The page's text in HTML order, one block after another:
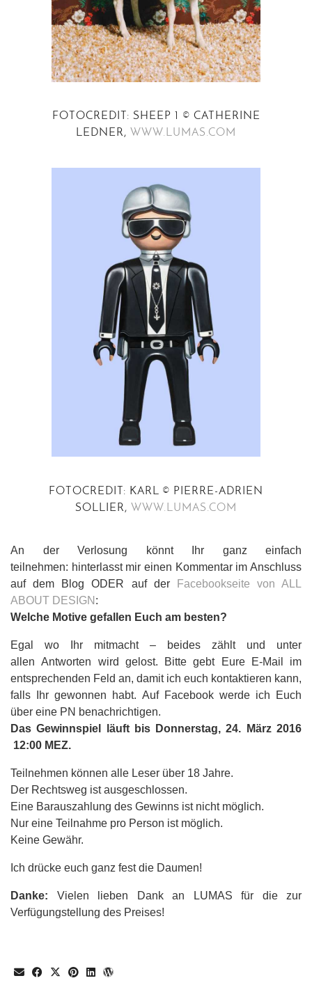
FOTOCREDIT: SHEEP 1 © CATHERINE
LEDNER, WWW.LUMAS.COM
FOTOCREDIT: KARL © PIERRE-ADRIEN
SOLLIER, WWW.LUMAS.COM
An der Verlosung könnt Ihr ganz einfach
teilnehmen: hinterlasst mir einen Kommentar im Anschluss
auf dem Blog ODER auf der
Facebookseite von ALL
ABOUT DESIGN :
Welche Motive gefallen Euch am besten?
Egal wo Ihr mitmacht – beides zählt und unter
allen Antworten wird gelost. Bitte gebt Eure E-Mail im
entsprechenden Feld an, damit ich euch kontaktieren kann,
falls Ihr gewonnen habt. Auf Facebook werde ich Euch
über eine PN benachrichtigen.
Das Gewinnspiel läuft bis Donnerstag, 24. März 2016
12:00 MEZ.
Teilnehmen können alle Leser über 18 Jahre.
Der Rechtsweg ist ausgeschlossen.
Eine Barauszahlung des Gewinns ist nicht möglich.
Nur eine Teilnahme pro Person ist möglich.
Keine Gewähr.
Ich drücke euch ganz fest die Daumen!
Danke: Vielen lieben Dank an LUMAS für die zur
Verfügungstellung des Preises!